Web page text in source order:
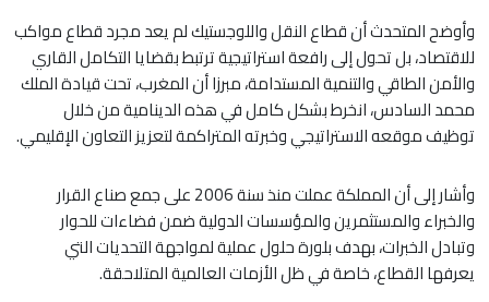
وأوضح المتحدث أن قطاع النقل واللوجستيك لم يعد مجرد قطاع مواكب
للاقتصاد، بل تحول إلى رافعة استراتيجية ترتبط بقضايا التكامل القاري
والأمن الطاقي والتنمية المستدامة، مبرزا أن المغرب، تحت قيادة الملك
محمد السادس، انخرط بشكل كامل في هذه الدينامية من خلال
توظيف موقعه الاستراتيجي وخبرته المتراكمة لتعزيز التعاون الإقليمي.
وأشار إلى أن المملكة عملت منذ سنة 2006 على جمع صناع القرار
والخبراء والمستثمرين والمؤسسات الدولية ضمن فضاءات للحوار
وتبادل الخبرات، بهدف بلورة حلول عملية لمواجهة التحديات التي
يعرفها القطاع، خاصة في ظل الأزمات العالمية المتلاحقة.